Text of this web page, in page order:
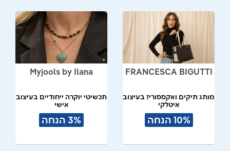
FRANCESCA BIGUTTI
מותג תיקים ואקססוריז בעיצוב
איטלקי
10% הנחה
Myjools by Ilana
תכשיטי יוקרה ייחודיים בעיצוב
אישי
3% הנחה